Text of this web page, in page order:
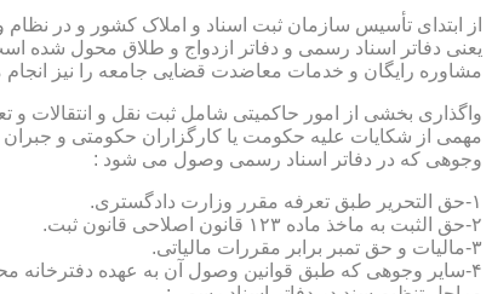
از ابتدای تأسیس سازمان ثبت اسناد و املاک کشور و در
یعنی دفاتر اسناد رسمی و دفاتر ازدواج و طلاق محول شده
مشاوره رایگان و خدمات معاضدت قضایی جامعه را نیز انجام
واگذاری بخشی از امور حاکمیتی شامل ثبت نقل و
مهمی از شکایات علیه حکومت یا کارگزاران حکومتی و
وجوهی که در دفاتر اسناد رسمی وصول می شود :
۱-حق التحریر طبق تعرفه مقرر وزارت دادگستری.
۲-حق الثبت به ماخذ ماده ۱۲۳ قانون اصلاحی قانون ثبت.
۳-مالیات و حق تمبر برابر مقررات مالیاتی.
۴-سایر وجوهی که طبق قوانین وصول آن به عهده دفترخانه محول است.